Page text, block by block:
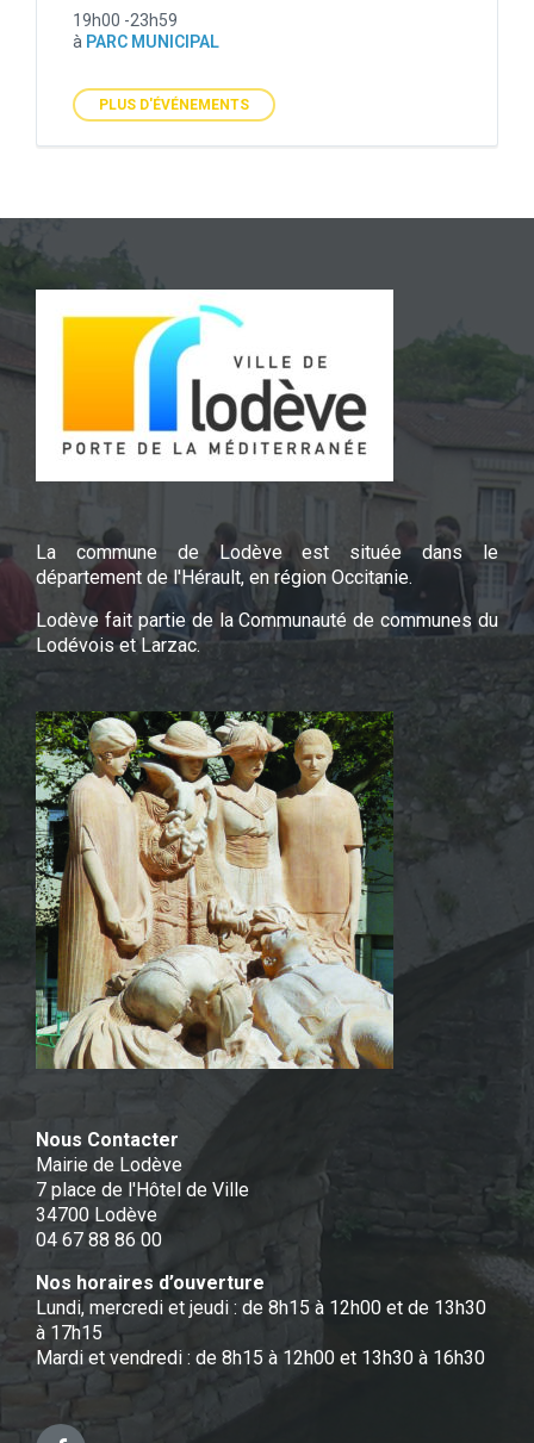
19h00 -23h59
à PARC MUNICIPAL
PLUS D'ÉVÉNEMENTS
La commune de Lodève est située dans le
département de l'Hérault, en région Occitanie.
Lodève fait partie de la Communauté de communes du
Lodévois et Larzac.
Nous Contacter
Mairie de Lodève
7 place de l'Hôtel de Ville
34700 Lodève
04 67 88 86 00
Nos horaires d’ouverture
Lundi, mercredi et jeudi : de 8h15 à 12h00 et de 13h30
à 17h15
Mardi et vendredi : de 8h15 à 12h00 et 13h30 à 16h30